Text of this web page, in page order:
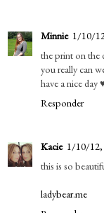
Minnie 1/10/
the print on the
you really can
have a nice day
Responder
Kacie 1/10/12,
this is so
ladybear.me